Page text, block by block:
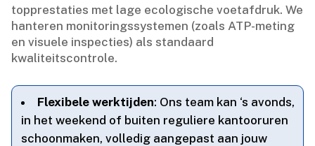
topprestaties met lage ecologische voetafdruk.​ We
hanteren monitoringssystemen (zoals ATP-meting
en visuele inspecties) als standaard
kwaliteitscontrole.​
Flexibele werktijden: Ons team kan ‘s avonds,
in het weekend of buiten reguliere kantooruren
schoonmaken, volledig aangepast aan jouw